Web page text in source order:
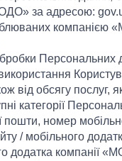
за адресою:
компанією
обсягу послуг,
категорії
пошти, номер
/ мобільного
додатка компанії